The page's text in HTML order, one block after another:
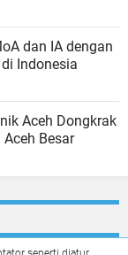
dan IA dengan
Indonesia
Aceh Dongkrak
Besar